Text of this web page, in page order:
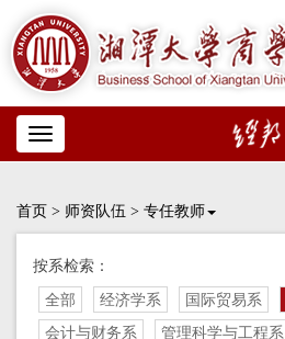
Toggle
navigation
首页 > 师资队伍 > 专任教师
按系检索：
全部 经济学系 国际贸易系
会计与财务系
管理科学与工程系